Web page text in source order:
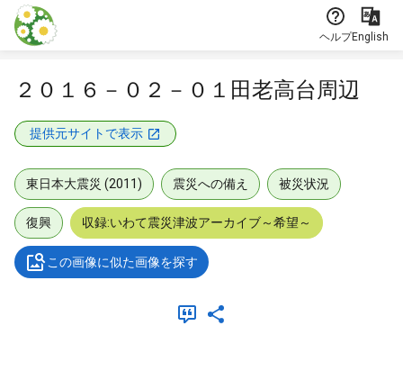
本文に飛ぶ
ヘルプEnglish
２０１６－０２－０１田老高台周辺
提供元サイトで表示
東日本大震災 (2011) 震災への備え 被災状況
復興 収録:いわて震災津波アーカイブ～希望～
この画像に似た画像を探す